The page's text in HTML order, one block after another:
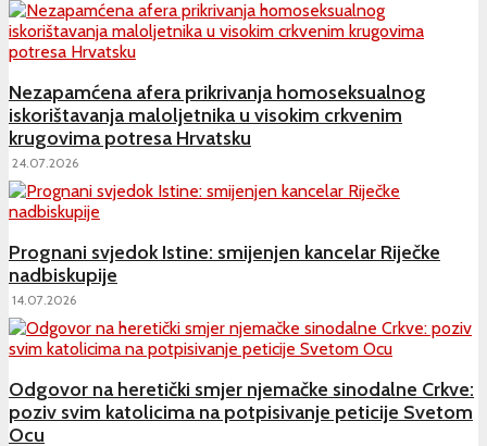
Nezapamćena afera prikrivanja homoseksualnog
iskorištavanja maloljetnika u visokim crkvenim
krugovima potresa Hrvatsku
24.07.2026
Prognani svjedok Istine: smijenjen kancelar Riječke
nadbiskupije
14.07.2026
Odgovor na heretički smjer njemačke sinodalne Crkve:
poziv svim katolicima na potpisivanje peticije Svetom
Ocu